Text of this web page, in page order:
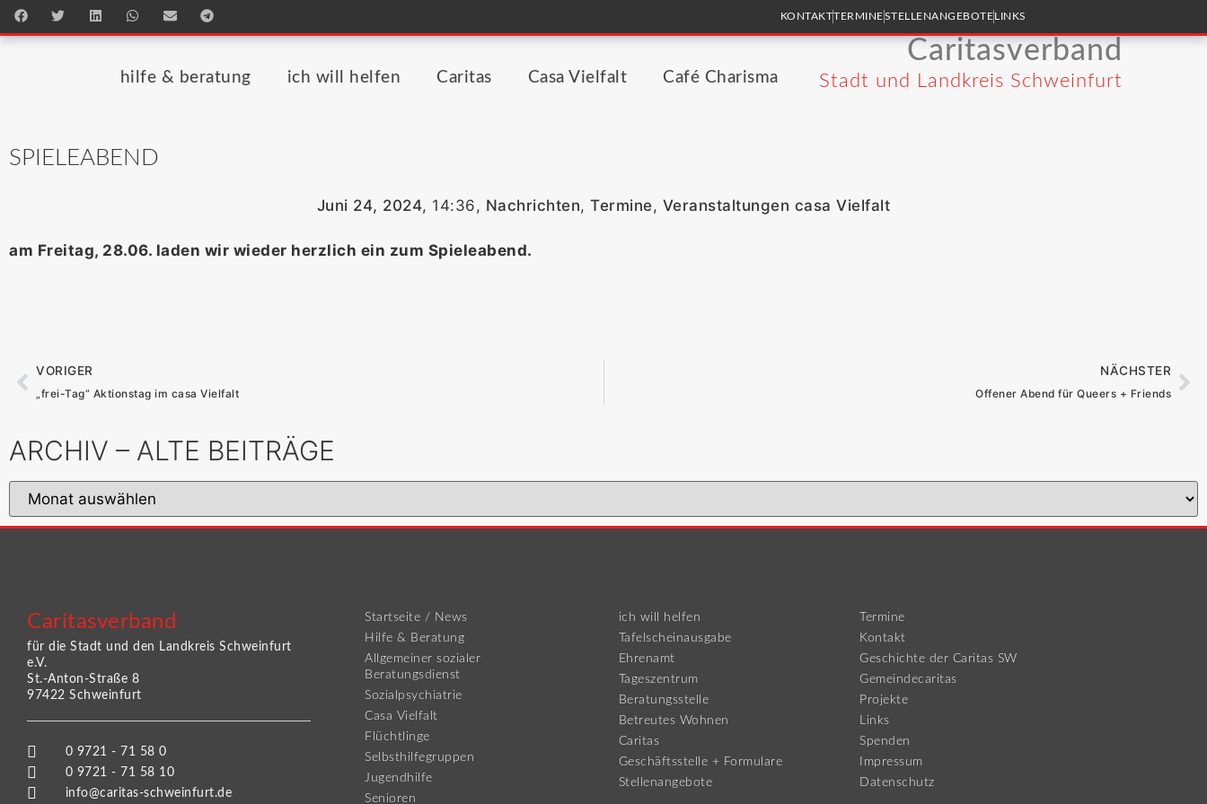
KONTAKTTERMINESTELLENANGEBOTELINKS
hilfe & beratung ich will helfen Caritas Casa Vielfalt Café Charisma
Caritasverband
Stadt und Landkreis Schweinfurt
SPIELEABEND
Juni 24, 2024, 14:36, Nachrichten,Termine, Veranstaltungen casa Vielfalt
am Freitag, 28.06. laden wir wieder herzlich ein zum Spieleabend.
VORIGER
„frei-Tag“ Aktionstag im casa Vielfalt
NÄCHSTER
Offener Abend für Queers + Friends
ARCHIV – ALTE BEITRÄGE
Caritasverband
für die Stadt und den Landkreis Schweinfurt
e.V.
St.-Anton-Straße 8
97422 Schweinfurt
0 9721 - 71 58 0
0 9721 - 71 58 10
info@caritas-schweinfurt.de
Startseite / News
Hilfe & Beratung
Allgemeiner sozialer
Beratungsdienst
Sozialpsychiatrie
Casa Vielfalt
Flüchtlinge
Selbsthilfegruppen
Jugendhilfe
Senioren
ich will helfen
Tafelscheinausgabe
Ehrenamt
Tageszentrum
Beratungsstelle
Betreutes Wohnen
Caritas
Geschäftsstelle + Formulare
Stellenangebote
Termine
Kontakt
Geschichte der Caritas SW
Gemeindecaritas
Projekte
Links
Spenden
Impressum
Datenschutz